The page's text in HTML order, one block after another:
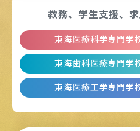
教務、学生支援、
東海医療科学専門学
東海歯科医療専門学
東海医療工学専門学